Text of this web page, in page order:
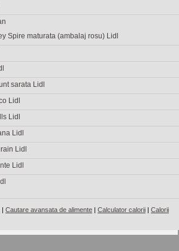
Spire maturata (ambalaj rosu) Lidl
sarata Lidl
Lidl
Lidl
Lidl
Lidl
Lidl
| Cautare avansata de alimente | Calculator calorii | Calorii